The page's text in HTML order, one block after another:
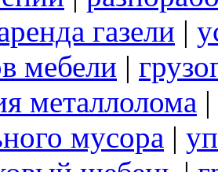
газели |
мебели |
металлолома |
мусора |